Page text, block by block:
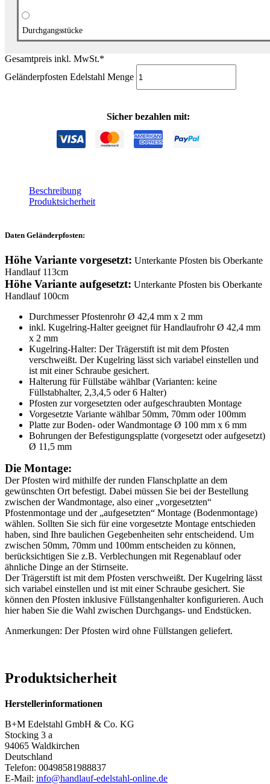
Durchgangsstücke
Gesamtpreis inkl. MwSt.*
Geländerpfosten Edelstahl Menge
Sicher bezahlen mit:
Beschreibung
Produktsicherheit
Daten Geländerpfosten:
Höhe Variante vorgesetzt: Unterkante Pfosten bis Oberkante
Handlauf 113cm
Höhe Variante aufgesetzt: Unterkante Pfosten bis Oberkante
Handlauf 100cm
Durchmesser Pfostenrohr Ø 42,4 mm x 2 mm
inkl. Kugelring-Halter geeignet für Handlaufrohr Ø 42,4 mm
x 2 mm
Kugelring-Halter: Der Trägerstift ist mit dem Pfosten
verschweißt. Der Kugelring lässt sich variabel einstellen und
ist mit einer Schraube gesichert.
Halterung für Füllstäbe wählbar (Varianten: keine
Füllstabhalter, 2,3,4,5 oder 6 Halter)
Pfosten zur vorgesetzten oder aufgeschraubten Montage
Vorgesetzte Variante wählbar 50mm, 70mm oder 100mm
Platte zur Boden- oder Wandmontage Ø 100 mm x 6 mm
Bohrungen der Befestigungsplatte (vorgesetzt oder aufgesetzt)
Ø 11,5 mm
Die Montage:
Der Pfosten wird mithilfe der runden Flanschplatte an dem
gewünschten Ort befestigt. Dabei müssen Sie bei der Bestellung
zwischen der Wandmontage, also einer „vorgesetzten“
Pfostenmontage und der „aufgesetzten“ Montage (Bodenmontage)
wählen. Sollten Sie sich für eine vorgesetzte Montage entschieden
haben, sind Ihre baulichen Gegebenheiten sehr entscheidend. Um
zwischen 50mm, 70mm und 100mm entscheiden zu können,
berücksichtigen Sie z.B. Verblechungen mit Regenablauf oder
ähnliche Dinge an der Stirnseite.
Der Trägerstift ist mit dem Pfosten verschweißt. Der Kugelring lässt
sich variabel einstellen und ist mit einer Schraube gesichert. Sie
können den Pfosten inklusive Füllstangenhalter konfigurieren. Auch
hier haben Sie die Wahl zwischen Durchgangs- und Endstücken.
Anmerkungen: Der Pfosten wird ohne Füllstangen geliefert.
Produktsicherheit
Herstellerinformationen
B+M Edelstahl GmbH & Co. KG
Stocking 3 a
94065 Waldkirchen
Deutschland
Telefon: 00498581988837
E-Mail: info@handlauf-edelstahl-online.de